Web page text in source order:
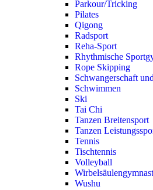
Parkour/Tricking
Pilates
Qigong
Radsport
Reha-Sport
Rhythmische
Rope Skipping
Schwangerschaft
Schwimmen
Ski
Tai Chi
Tanzen Breitensport
Tanzen
Tennis
Tischtennis
Volleyball
Wushu